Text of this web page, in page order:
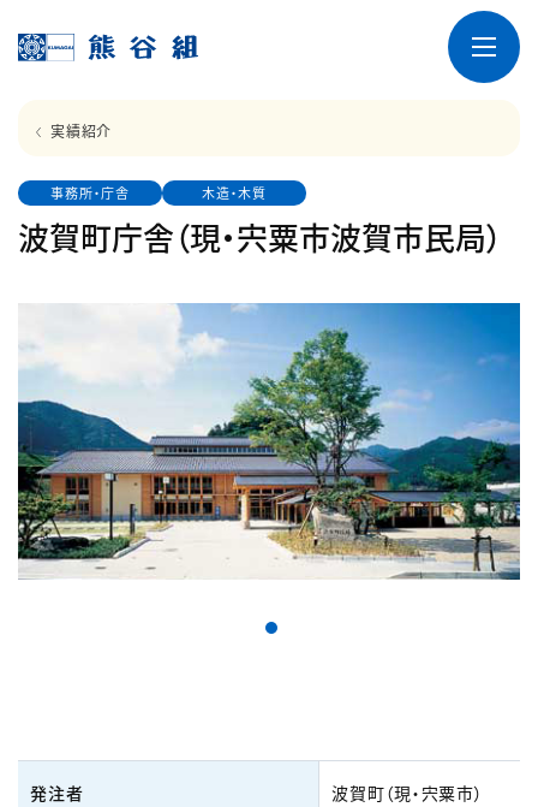
実績紹介
事務所・庁舎 木造・木質
波賀町庁舎（現・宍粟市波賀市民局）
発注者 波賀町（現・宍粟市）